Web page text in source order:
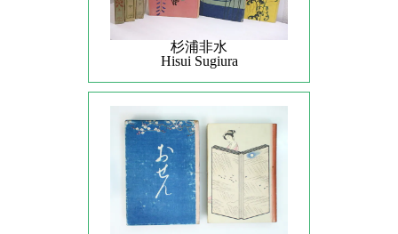
杉浦非水
Hisui Sugiura